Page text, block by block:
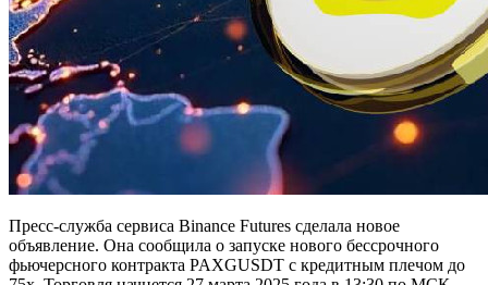
Пресс-служба сервиса Binance Futures сделала новое
объявление. Она сообщила о запуске нового бессрочного
фьючерсного контракта PAXGUSDT с кредитным плечом до